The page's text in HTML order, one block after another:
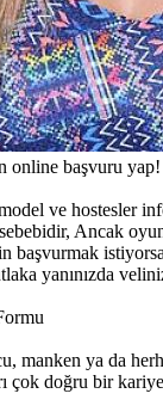
online başvuru yap!
ve hostesler
Ancak
başvurmak
yanınızda
manken ya da
çok doğru bir